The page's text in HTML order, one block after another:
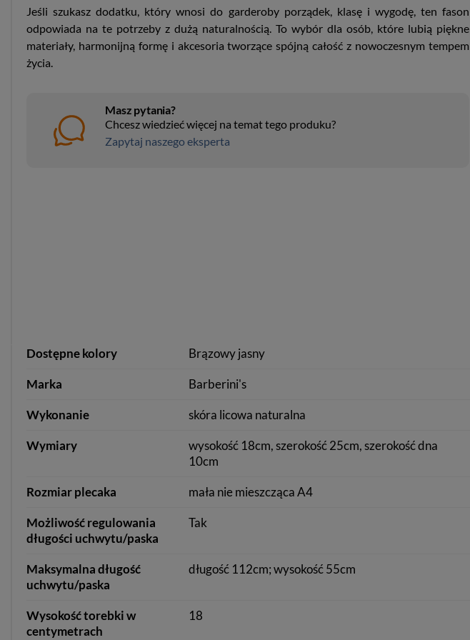
Jeśli szukasz dodatku, który wnosi do garderoby porządek, klasę i wygodę, ten fason
odpowiada na te potrzeby z dużą naturalnością. To wybór dla osób, które lubią piękne
materiały, harmonijną formę i akcesoria tworzące spójną całość z nowoczesnym tempem
życia.
Masz pytania?
Chcesz wiedzieć więcej na temat tego produku?
Zapytaj naszego eksperta
Dostępne kolory Brązowy jasny
Marka Barberini's
Wykonanie skóra licowa naturalna
Wymiary
wysokość 18cm, szerokość 25cm, szerokość dna
10cm
Rozmiar plecaka mała nie mieszcząca A4
Możliwość regulowania
długości uchwytu/paska
Tak
Maksymalna długość
uchwytu/paska
długość 112cm; wysokość 55cm
Wysokość torebki w
centymetrach
18